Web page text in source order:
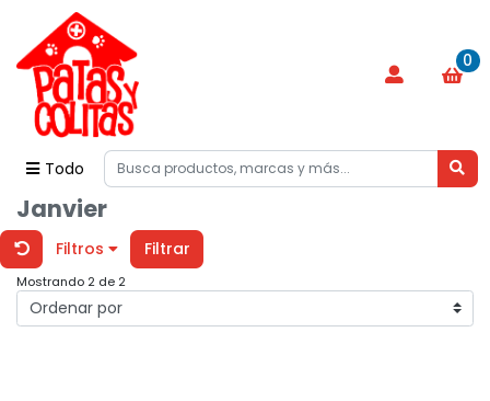
Todo
0
Janvier
Filtros Filtrar
Mostrando 2 de 2